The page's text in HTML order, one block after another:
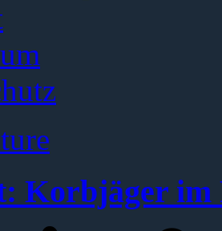
Korbjäger im